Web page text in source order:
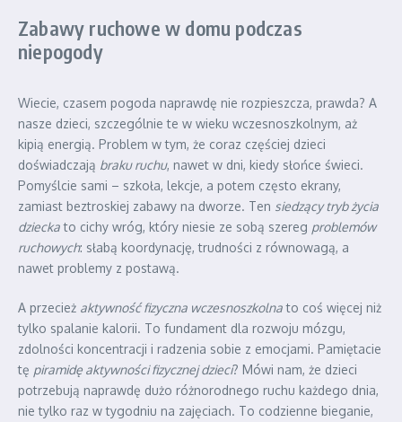
Zabawy ruchowe w domu podczas
niepogody
Wiecie, czasem pogoda naprawdę nie rozpieszcza, prawda? A
nasze dzieci, szczególnie te w wieku wczesnoszkolnym, aż
kipią energią. Problem w tym, że coraz częściej dzieci
doświadczają braku ruchu, nawet w dni, kiedy słońce świeci.
Pomyślcie sami – szkoła, lekcje, a potem często ekrany,
zamiast beztroskiej zabawy na dworze. Ten siedzący tryb życia
dzieckato cichy wróg, który niesie ze sobą szereg problemów
ruchowych: słabą koordynację, trudności z równowagą, a
nawet problemy z postawą.
A przecież aktywność fizyczna wczesnoszkolnato coś więcej niż
tylko spalanie kalorii. To fundament dla rozwoju mózgu,
zdolności koncentracji i radzenia sobie z emocjami. Pamiętacie
tę piramidę aktywności fizycznej dzieci? Mówi nam, że dzieci
potrzebują naprawdę dużo różnorodnego ruchu każdego dnia,
nie tylko raz w tygodniu na zajęciach. To codzienne bieganie,